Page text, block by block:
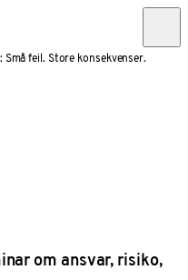
feil. Store konsekvenser.
om ansvar, risiko,